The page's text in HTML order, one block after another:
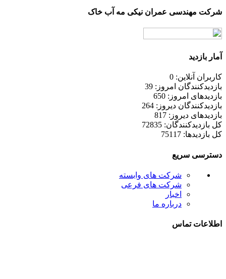
شرکت مهندسی عمران نیکی مه آب خاک
آمار بازدید
کاربران آنلاین: 0
بازدیدکنندگان امروز: 39
بازدیدهای امروز: 650
بازدیدکنندگان دیروز: 264
بازدیدهای دیروز: 817
کل بازدیدکنند‌گان: 72835
کل بازدیدها: 75117
دسترسی سریع
شرکت های وابسته
شرکت های فرعی
اخبار
درباره ما
اطلاعات تماس